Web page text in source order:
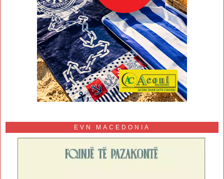
EVN MACEDONIA